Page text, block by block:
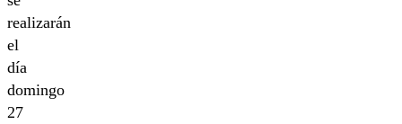
realizarán
el
día
domingo
27